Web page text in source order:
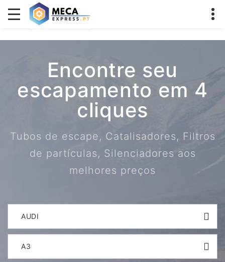
Encontre seu
escapamento em 4
cliques
Tubos de escape, Catalisadores, Filtros
de partículas, Silenciadores aos
melhores preços
AUDI
A3